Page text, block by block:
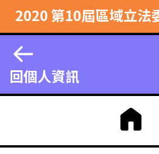
回個人資訊
2020 第10屆區域立法